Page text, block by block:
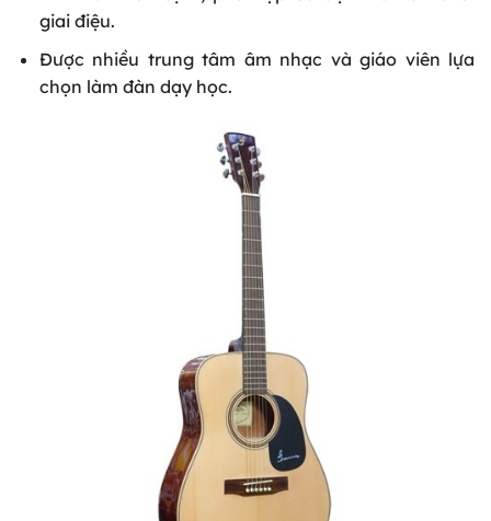
giai điệu.
Được nhiều trung tâm âm nhạc và giáo viên lựa
chọn làm đàn dạy học.